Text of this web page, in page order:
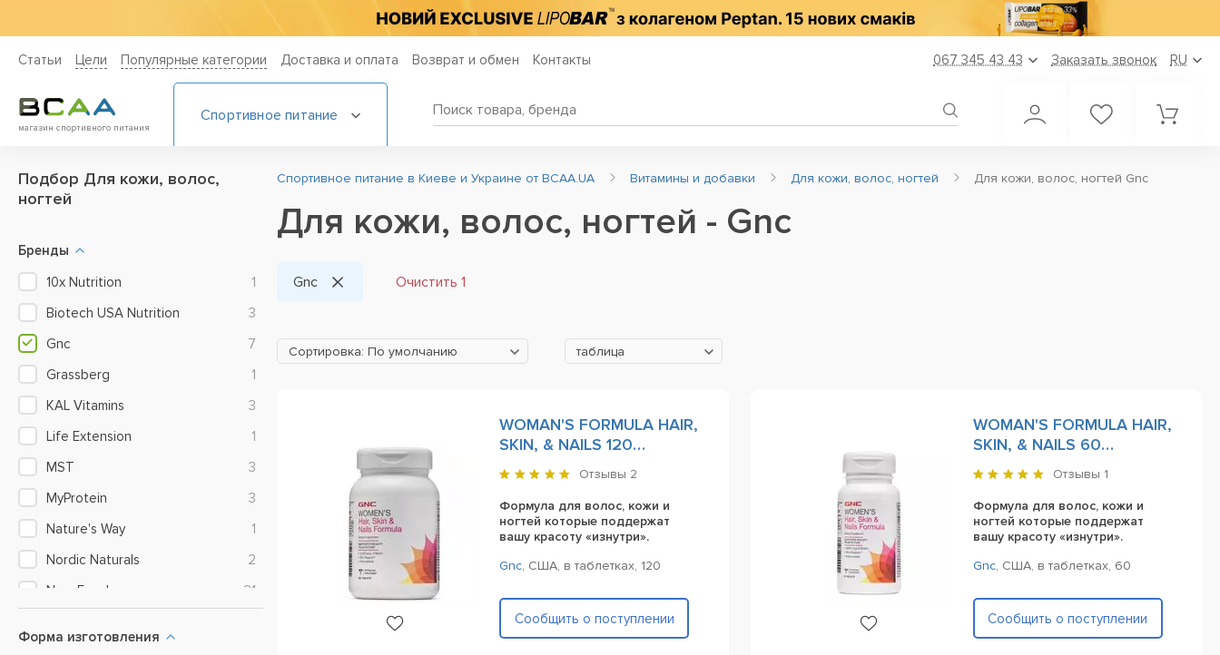
Статьи Цели Популярные категории Доставка и оплата Возврат и обмен Контакты 067 345 43 43 Заказать звонок RU
магазин спортивного питания
Спортивное питание
Подбор Для кожи, волос,
ногтей
Бренды
10x Nutrition
1
Biotech USA Nutrition
3
Gnc
7
Grassberg
1
KAL Vitamins
3
Life Extension
1
MST
3
MyProtein
3
Nature's Way
1
Nordic Naturals
2
Now Foods
21
Форма изготовления
Спортивное питание в Киеве и Украине от BCAA.UA Витамины и добавки Для кожи, волос, ногтей Для кожи, волос, ногтей Gnc
Для кожи, волос, ногтей - Gnc
Gnc Очистить 1
Сортировка: По умолчанию таблица
WOMAN'S FORMULA HAIR,
SKIN, & NAILS 120
таблеток
Отзывы 2
Формула для волос, кожи и
ногтей которые поддержат
вашу красоту «изнутри».
Gnc, США, в таблетках, 120
Сообщить о поступлении
WOMAN'S FORMULA HAIR,
SKIN, & NAILS 60
таблеток
Отзывы 1
Формула для волос, кожи и
ногтей которые поддержат
вашу красоту «изнутри».
Gnc, США, в таблетках, 60
Сообщить о поступлении